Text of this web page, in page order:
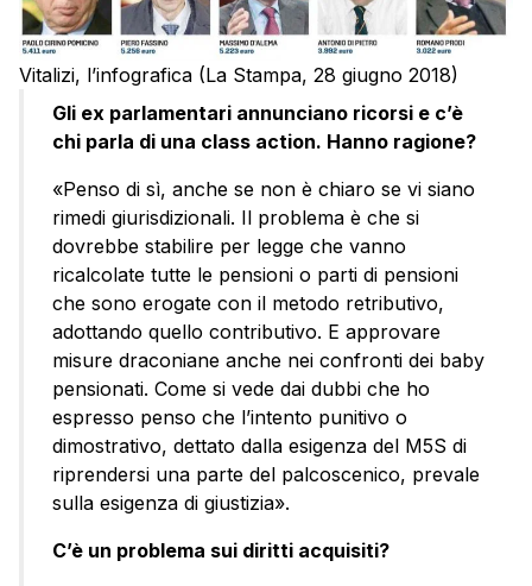
Vitalizi, l’infografica (La Stampa, 28 giugno 2018)
Gli ex parlamentari annunciano ricorsi e c’è
chi parla di una class action. Hanno ragione?
«Penso di sì, anche se non è chiaro se vi siano
rimedi giurisdizionali. Il problema è che si
dovrebbe stabilire per legge che vanno
ricalcolate tutte le pensioni o parti di pensioni
che sono erogate con il metodo retributivo,
adottando quello contributivo. E approvare
misure draconiane anche nei confronti dei baby
pensionati. Come si vede dai dubbi che ho
espresso penso che l’intento punitivo o
dimostrativo, dettato dalla esigenza del M5S di
riprendersi una parte del palcoscenico, prevale
sulla esigenza di giustizia».
C’è un problema sui diritti acquisiti?